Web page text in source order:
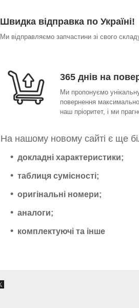
Швидка відправка по Україні!
Ми відправляємо запчастини зі свого
365 днів на
Ми пропонуємо
повернення
наш пріоритет, і ми
На нашому новому сайті є ще
докладні характеристики;
таблиця сумісності;
оригінальні номери;
аналоги;
комплектуючі та інше